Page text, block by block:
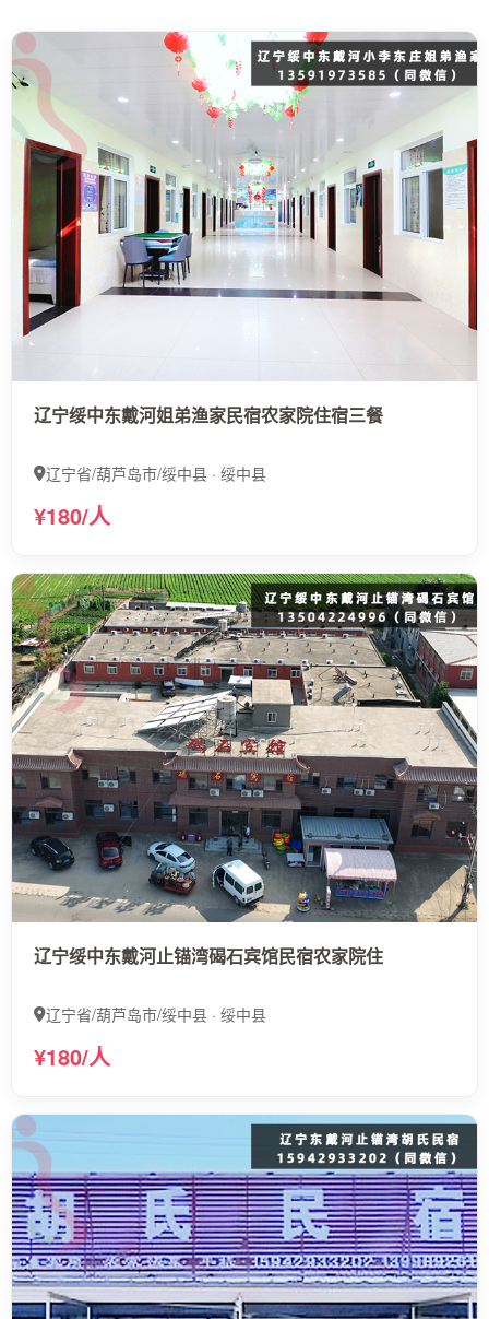
辽宁绥中东戴河姐弟渔家民宿农家院住宿三餐
辽宁省/葫芦岛市/绥中县 · 绥中县
¥180/人
辽宁绥中东戴河止锚湾碣石宾馆民宿农家院住
辽宁省/葫芦岛市/绥中县 · 绥中县
¥180/人